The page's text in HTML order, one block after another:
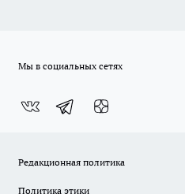
Мы в социальных сетях
Редакционная политика
Политика этики